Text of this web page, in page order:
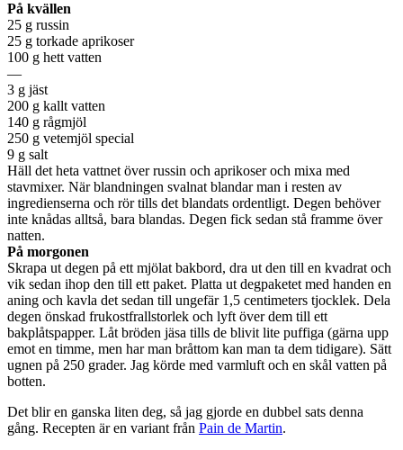
På kvällen
25 g russin
25 g torkade aprikoser
100 g hett vatten
—
3 g jäst
200 g kallt vatten
140 g rågmjöl
250 g vetemjöl special
9 g salt
Häll det heta vattnet över russin och aprikoser och mixa med
stavmixer. När blandningen svalnat blandar man i resten av
ingredienserna och rör tills det blandats ordentligt. Degen behöver
inte knådas alltså, bara blandas. Degen fick sedan stå framme över
natten.
På morgonen
Skrapa ut degen på ett mjölat bakbord, dra ut den till en kvadrat och
vik sedan ihop den till ett paket. Platta ut degpaketet med handen en
aning och kavla det sedan till ungefär 1,5 centimeters tjocklek. Dela
degen önskad frukostfrallstorlek och lyft över dem till ett
bakplåtspapper. Låt bröden jäsa tills de blivit lite puffiga (gärna upp
emot en timme, men har man bråttom kan man ta dem tidigare). Sätt
ugnen på 250 grader. Jag körde med varmluft och en skål vatten på
botten.
Det blir en ganska liten deg, så jag gjorde en dubbel sats denna
gång. Recepten är en variant från Pain de Martin.